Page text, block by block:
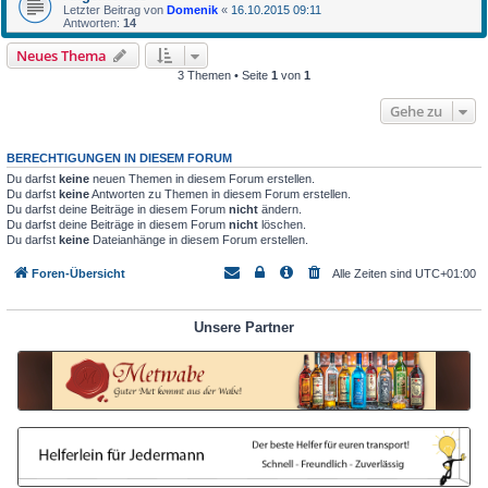
Letzter Beitrag von Domenik « 16.10.2015 09:11
Antworten: 14
Neues Thema
3 Themen • Seite 1 von 1
Gehe zu
BERECHTIGUNGEN IN DIESEM FORUM
Du darfst keine neuen Themen in diesem Forum erstellen.
Du darfst keineAntworten zu Themen in diesem Forum erstellen.
Du darfst deine Beiträge in diesem Forum nicht ändern.
Du darfst deine Beiträge in diesem Forum nicht löschen.
Du darfst keine Dateianhänge in diesem Forum erstellen.
Foren-Übersicht Alle Zeiten sind UTC+01:00
Unsere Partner